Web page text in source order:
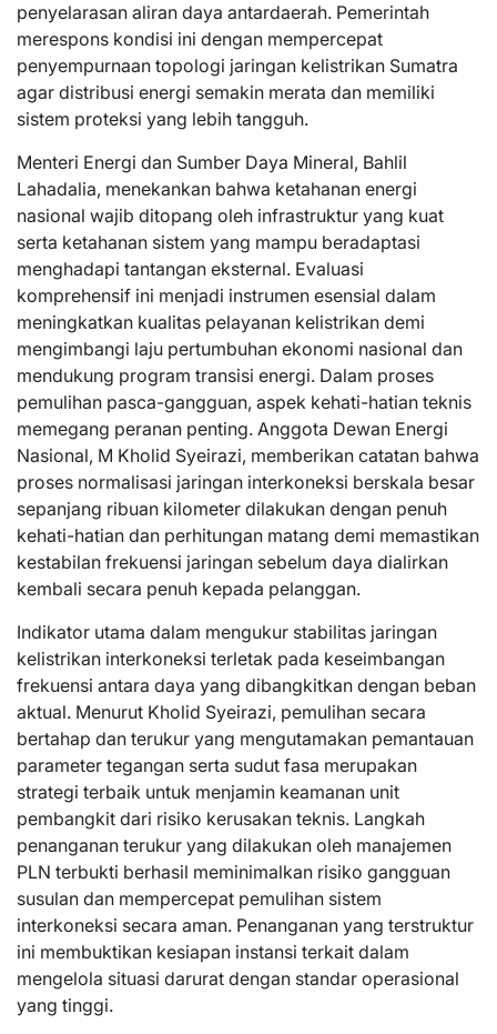
penyelarasan aliran daya antardaerah. Pemerintah
merespons kondisi ini dengan mempercepat
penyempurnaan topologi jaringan kelistrikan Sumatra
agar distribusi energi semakin merata dan memiliki
sistem proteksi yang lebih tangguh.
Menteri Energi dan Sumber Daya Mineral, Bahlil
Lahadalia, menekankan bahwa ketahanan energi
nasional wajib ditopang oleh infrastruktur yang kuat
serta ketahanan sistem yang mampu beradaptasi
menghadapi tantangan eksternal. Evaluasi
komprehensif ini menjadi instrumen esensial dalam
meningkatkan kualitas pelayanan kelistrikan demi
mengimbangi laju pertumbuhan ekonomi nasional dan
mendukung program transisi energi. Dalam proses
pemulihan pasca-gangguan, aspek kehati-hatian teknis
memegang peranan penting. Anggota Dewan Energi
Nasional, M Kholid Syeirazi, memberikan catatan bahwa
proses normalisasi jaringan interkoneksi berskala besar
sepanjang ribuan kilometer dilakukan dengan penuh
kehati-hatian dan perhitungan matang demi memastikan
kestabilan frekuensi jaringan sebelum daya dialirkan
kembali secara penuh kepada pelanggan.
Indikator utama dalam mengukur stabilitas jaringan
kelistrikan interkoneksi terletak pada keseimbangan
frekuensi antara daya yang dibangkitkan dengan beban
aktual. Menurut Kholid Syeirazi, pemulihan secara
bertahap dan terukur yang mengutamakan pemantauan
parameter tegangan serta sudut fasa merupakan
strategi terbaik untuk menjamin keamanan unit
pembangkit dari risiko kerusakan teknis. Langkah
penanganan terukur yang dilakukan oleh manajemen
PLN terbukti berhasil meminimalkan risiko gangguan
susulan dan mempercepat pemulihan sistem
interkoneksi secara aman. Penanganan yang terstruktur
ini membuktikan kesiapan instansi terkait dalam
mengelola situasi darurat dengan standar operasional
yang tinggi.